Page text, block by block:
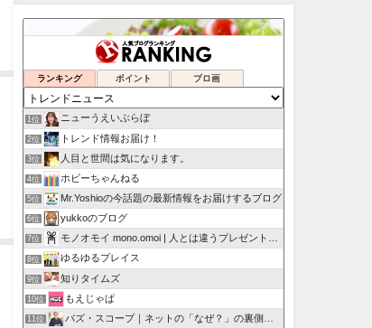
ランキング ポイント ブロ画
1位 ニューうえいぶらぼ
2位 トレンド情報お届け！
3位 人目と世間は気になります。
4位 ホビーちゃんねる
5位 Mr.Yoshioの今話題の最新情報をお届けするブログ
6位 yukkoのブログ
7位 モノオモイ mono.omoi | 人とは違うプレゼントに。
8位 ゆるゆるプレイス
9位 知りタイムズ
10位 もえじゃぱ
11位 バズ・スコープ｜ネットの「なぜ？」の裏側を深掘り